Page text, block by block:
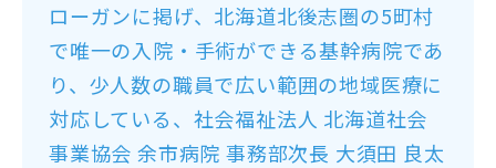
ローガンに掲げ、北海道北後志圏の5町村
で唯一の入院・手術ができる基幹病院であ
り、少人数の職員で広い範囲の地域医療に
対応している、社会福祉法人 北海道社会
事業協会 余市病院 事務部次長 大須田 良太